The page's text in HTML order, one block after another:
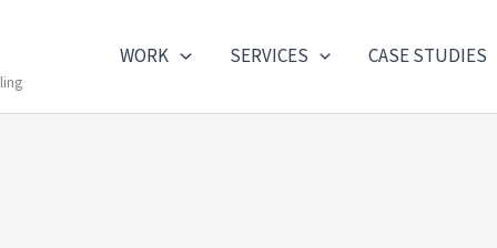
WORK SERVICES CASE STUDIES